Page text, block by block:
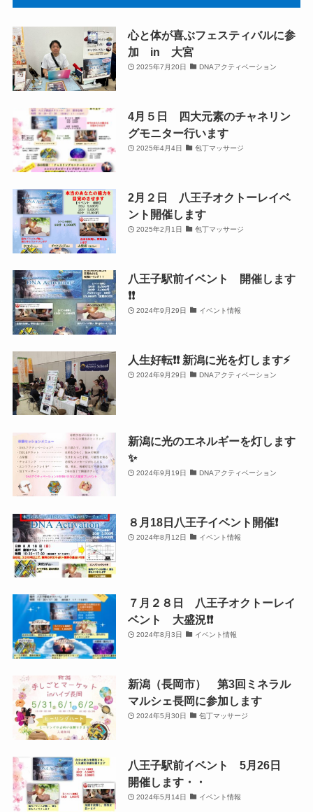
心と体が喜ぶフェスティバルに参
加 in 大宮
2025年7月20日 DNAアクティベーション
4月５日 四大元素のチャネリン
グモニター行います
2025年4月4日 包丁マッサージ
2月２日 八王子オクトーレイベ
ント開催します
2025年2月1日 包丁マッサージ
八王子駅前イベント 開催します
❗️❗️
2024年9月29日 イベント情報
人生好転❗️❗️ 新潟に光を灯します⚡️
2024年9月29日 DNAアクティベーション
新潟に光のエネルギーを灯します
✨
2024年9月19日 DNAアクティベーション
８月18日八王子イベント開催❗️
2024年8月12日 イベント情報
７月２８日 八王子オクトーレイ
ベント 大盛況❗️❗️
2024年8月3日 イベント情報
新潟（長岡市） 第3回ミネラル
マルシェ長岡に参加します
2024年5月30日 包丁マッサージ
八王子駅前イベント 5月26日
開催します・・
2024年5月14日 イベント情報